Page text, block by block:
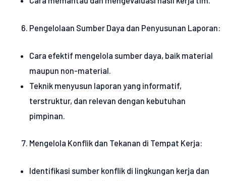
Pengelolaan Sumber Daya dan Penyusunan Laporan:
Cara efektif mengelola sumber daya, baik material
maupun non-material.
Teknik menyusun laporan yang informatif,
terstruktur, dan relevan dengan kebutuhan
pimpinan.
Mengelola Konflik dan Tekanan di Tempat Kerja:
Identifikasi sumber konflik di lingkungan kerja dan